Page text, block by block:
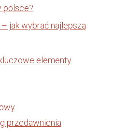
polsce?
– jak wybrać najlepszą
elementy
przedawnienia